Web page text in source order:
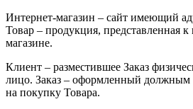
Интернет-магазин – сайт имеющий
Товар – продукция, представленная
магазине.
Клиент – разместившее Заказ
лицо. Заказ – оформленный должным
на покупку Товара.